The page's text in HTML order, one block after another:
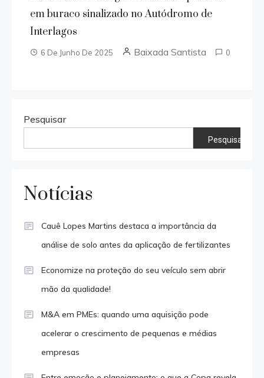
em buraco sinalizado no Autódromo de
Interlagos
6 De Junho De 2025 Baixada Santista 0
Pesquisar
Pesquisar
Notícias
Cauê Lopes Martins destaca a importância da
análise de solo antes da aplicação de fertilizantes
Economize na proteção do seu veículo sem abrir
mão da qualidade!
M&A em PMEs: quando uma aquisição pode
acelerar o crescimento de pequenas e médias
empresas